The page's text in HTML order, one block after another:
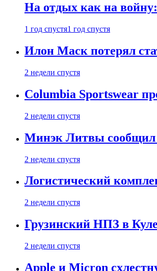
На отдых как на
1 год спустя1 год спустя
Илон Маск потерял
2 недели спустя
Columbia Sportswear
2 недели спустя
Минэк Литвы сообщил
2 недели спустя
Логистический
2 недели спустя
Грузинский НПЗ в
2 недели спустя
Apple и Micron